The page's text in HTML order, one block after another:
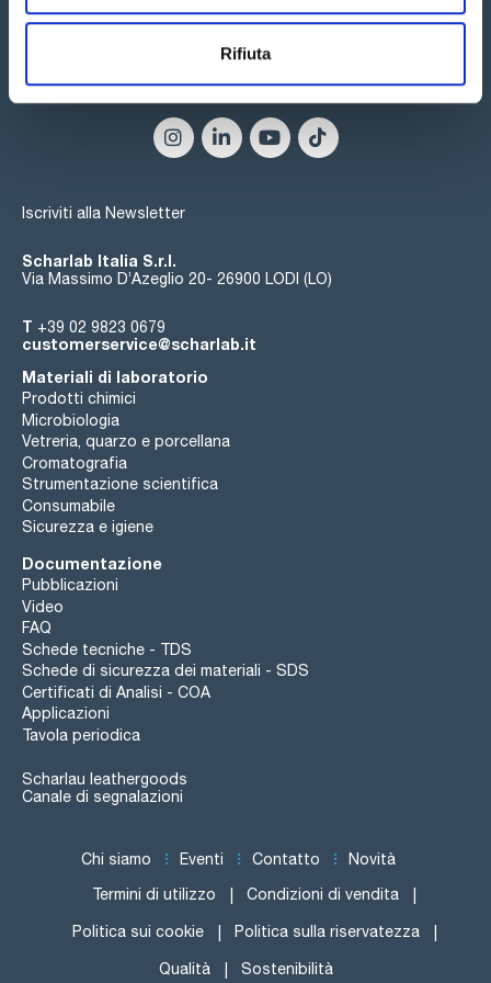
Rifiuta
ridurre al minimo l'affaticamento muscolare;
- L'esclusivo sistema di tracciamento della piastra aumenta
l'affidabilità durante l'utilizzo di micropiastre;
- L'ampia scelta di modalità di pipettaggio consente di
eseguire diverse attività di manipolazione dei liquidi in modo
rapido e semplice.
Seguici:
Iscriviti alla Newsletter
Scharlab Italia S.r.l.
Via Massimo D’Azeglio 20- 26900 LODI (LO)
T +39 02 9823 0679
customerservice@scharlab.it
Materiali di laboratorio
Prodotti chimici
Microbiologia
Vetreria, quarzo e porcellana
Cromatografia
Strumentazione scientifica
Consumabile
Sicurezza e igiene
Documentazione
Pubblicazioni
Video
FAQ
Schede tecniche - TDS
Schede di sicurezza dei materiali - SDS
Certificati di Analisi - COA
Applicazioni
Tavola periodica
Scharlau leathergoods
Canale di segnalazioni
Chi siamo Eventi Contatto Novità
Termini di utilizzo Condizioni di vendita
Politica sui cookie Politica sulla riservatezza
Qualità Sostenibilità